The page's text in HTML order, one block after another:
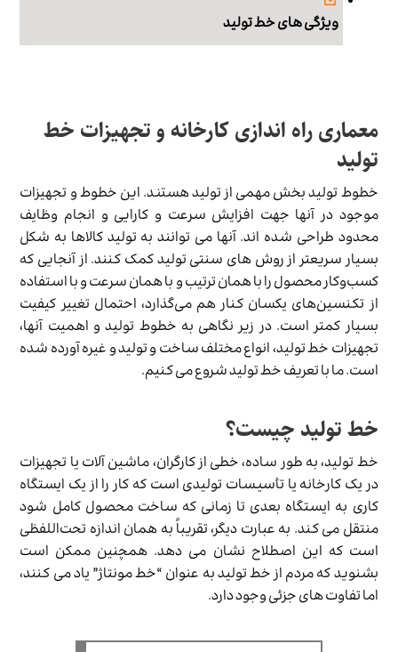
ویژگی های خط تولید
معماری راه اندازی کارخانه و تجهیزات خط
تولید
خطوط تولید بخش مهمی از تولید هستند. این خطوط و تجهیزات
موجود در آنها جهت افزایش سرعت و کارایی و انجام وظایف
محدود طراحی شده ‌اند. آنها می توانند به تولید کالاها به شکل
بسیار سریعتر از روش های سنتی تولید کمک کنند. از آنجایی که
کسب‌وکار محصول را با همان ترتیب و با همان سرعت و با استفاده
از تکنسین‌های یکسان کنار هم می‌گذارد، احتمال تغییر کیفیت
بسیار کمتر است. در زیر نگاهی به خطوط تولید و اهمیت آنها،
تجهیزات خط تولید، انواع مختلف ساخت و تولید و غیره آورده شده
است. ما با تعریف خط تولید شروع می کنیم.
خط تولید چیست؟
خط تولید، به طور ساده، خطی از کارگران، ماشین آلات یا تجهیزات
در یک کارخانه یا تأسیسات تولیدی است که کار را از یک ایستگاه
کاری به ایستگاه بعدی تا زمانی که ساخت محصول کامل شود
منتقل می کند. به عبارت دیگر، تقریباً به همان اندازه تحت‌اللفظی
است که این اصطلاح نشان می دهد. همچنین ممکن است
بشنوید که مردم از خط تولید به عنوان “خط مونتاژ” یاد می کنند،
اما تفاوت های جزئی وجود دارد.